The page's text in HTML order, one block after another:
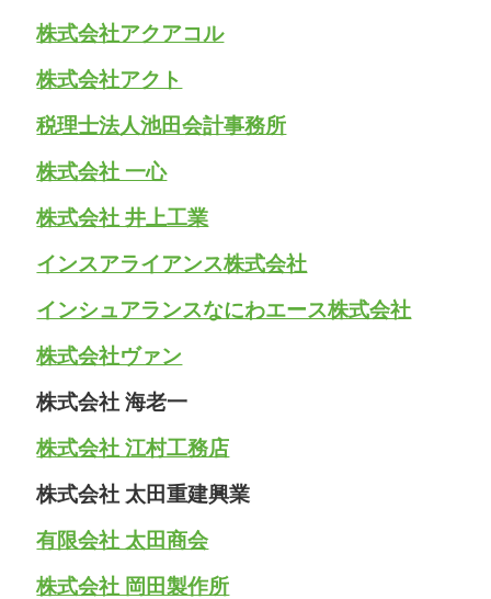
株式会社アクアコル
株式会社アクト
税理士法人池田会計事務所
株式会社 一心
株式会社 井上工業
インスアライアンス株式会社
インシュアランスなにわエース株式会社
株式会社ヴァン
株式会社 海老一
株式会社 江村工務店
株式会社 太田重建興業
有限会社 太田商会
株式会社 岡田製作所